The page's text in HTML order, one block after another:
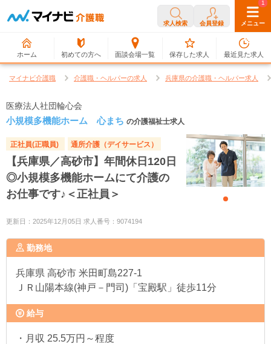
求人検索 会員登録 メニュー
ホーム 初めての方へ 面談会場一覧
0
保存した求人
1
最近見た求人
マイナビ介護職 介護職・ヘルパーの求人 兵庫県の介護職・ヘルパー求人
医療法人社団輪心会
小規模多機能ホーム 心まち の介護福祉士求人
正社員(正職員) 通所介護（デイサービス）
【兵庫県／高砂市】年間休日120日
◎小規模多機能ホームにて介護の
お仕事です♪＜正社員＞
更新日：2025年12月05日 求人番号：9074194
勤務地
兵庫県 高砂市 米田町島227-1
ＪＲ山陽本線(神戸－門司)「宝殿駅」徒歩11分
給与
・月収 25.5万円～程度